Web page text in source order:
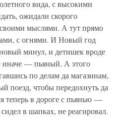
вида, с высокими
ожидали скорого
мыслями. А тут прямо
с огнями. И Новый год
минул, и детишек вроде
иначе — пьяный. А этого
по делам да магазинам,
поезд, чтобы передохнуть да
теперь в дороге с пьянью —
в шапках, не реагировал.